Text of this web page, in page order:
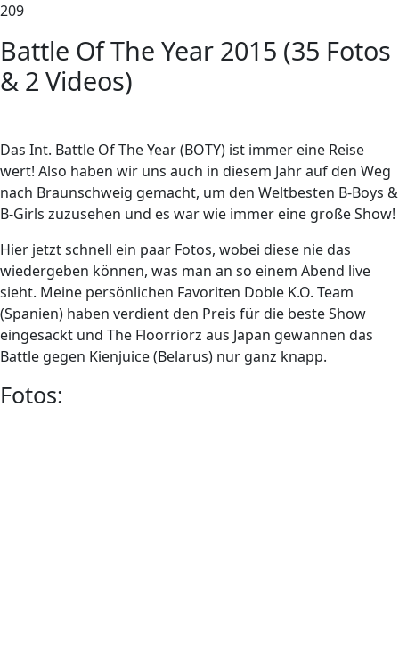
209
Battle Of The Year 2015 (35 Fotos
& 2 Videos)
Das Int. Battle Of The Year (BOTY) ist immer eine Reise
wert! Also haben wir uns auch in diesem Jahr auf den Weg
nach Braunschweig gemacht, um den Weltbesten B-Boys &
B-Girls zuzusehen und es war wie immer eine große Show!
Hier jetzt schnell ein paar Fotos, wobei diese nie das
wiedergeben können, was man an so einem Abend live
sieht. Meine persönlichen Favoriten Doble K.O. Team
(Spanien) haben verdient den Preis für die beste Show
eingesackt und The Floorriorz aus Japan gewannen das
Battle gegen Kienjuice (Belarus) nur ganz knapp.
Fotos: